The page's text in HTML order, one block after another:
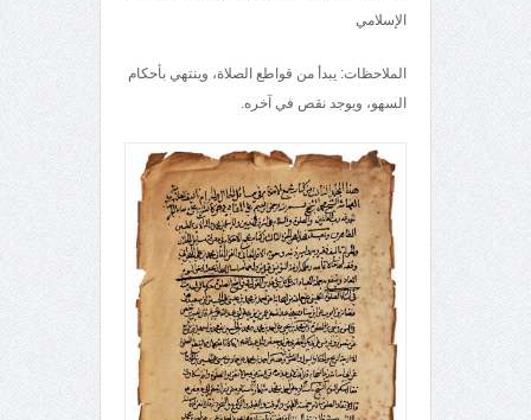
الإسلامي
الملاحظات: يبدأ من قواطع الصلاة، وينتهي بأحكام
السهو، ويوجد نقص في آخره.